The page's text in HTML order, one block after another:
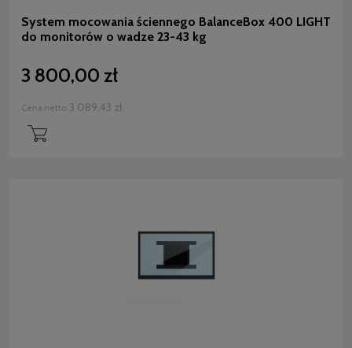
System mocowania ściennego BalanceBox 400 LIGHT
do monitorów o wadze 23-43 kg
3 800,00 zł
Cena netto: 3 089,43 zł